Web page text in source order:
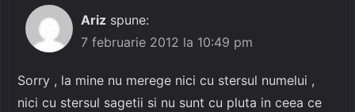
Ariz spune:
7 februarie 2012 la 10:49 pm
Sorry , la mine nu merege nici cu stersul numelui ,
nici cu stersul sagetii si nu sunt cu pluta in ceea ce